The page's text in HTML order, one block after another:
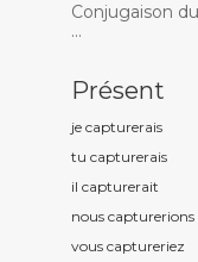
Conjugaison
...
Présent
je capturerais
tu capturerais
il capturerait
nous capturerions
vous captureriez